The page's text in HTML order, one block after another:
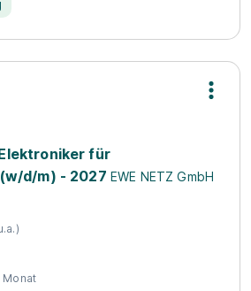
für
d/m) - 2027 EWE NETZ GmbH
Monat